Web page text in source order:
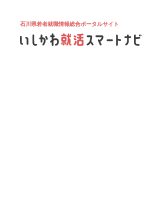
石川県若者就職情報総合ポータルサイト